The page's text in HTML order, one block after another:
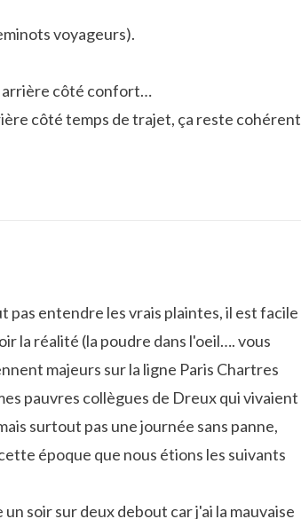
voyageurs).
arrière côté confort…
côté temps de trajet, ça reste cohérent
pas entendre les vrais plaintes, il est facile
la réalité (la poudre dans l'oeil…. vous
majeurs sur la ligne Paris Chartres
pauvres collègues de Dreux qui vivaient
surtout pas une journée sans panne,
époque que nous étions les suivants
soir sur deux debout car j'ai la mauvaise